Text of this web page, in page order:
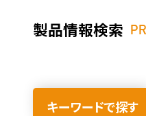
製品情報検索
キーワードで探す